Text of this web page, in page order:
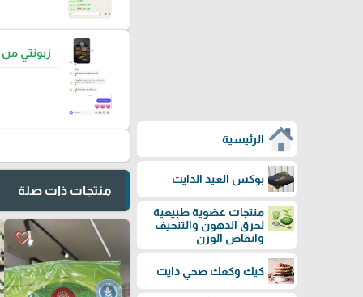
الرئيسية
بوكس العيد الدايت
منتجات عضوية طبيعية
لحرق الدهون والتنحيف
وانقاص الوزن
كيك وكعك صحي دايت
زبونتي
منتجات ذات صلة
favorite_border